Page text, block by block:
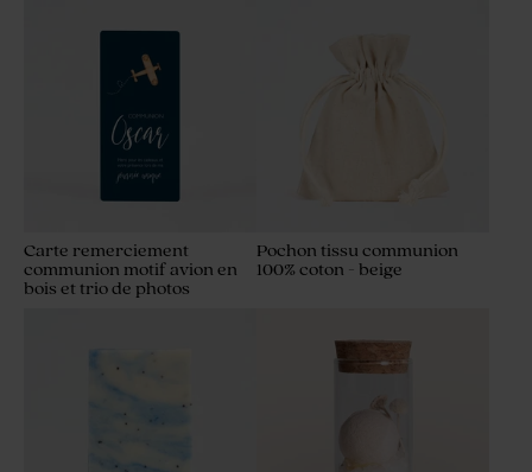
Carte remerciement
communion motif avion en
bois et trio de photos
Pochon tissu communion
100% coton - beige